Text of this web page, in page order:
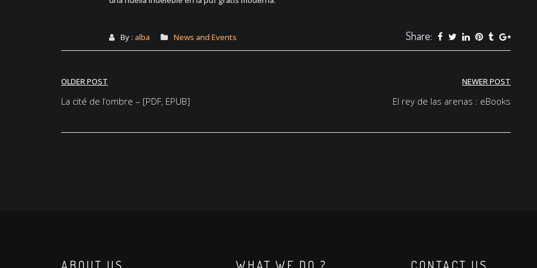
By : alba News and Events Share:
Post
navigation
OLDER POST
La cité de l’ombre – [PDF, EPUB]
NEWER POST
El rey de las arenas : eBooks